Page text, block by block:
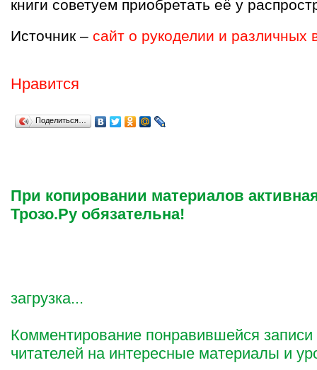
книги советуем приобретать её у
Источник – сайт о рукоделии и различных
Нравится
Поделиться…
При копировании материалов
Трозо.Ру обязательна!
загрузка...
Комментирование понравившейся
читателей на интересные материалы и